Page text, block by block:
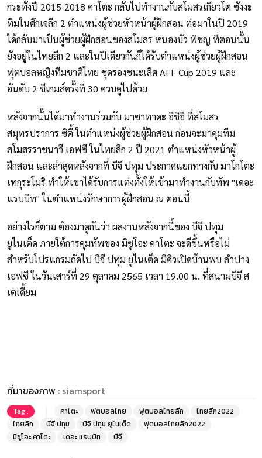
กระทั่งปี 2015-2018 คาโตะ กลับไปทำงานกับสโมสรเกียวโต ซังงะ
ทีมในศึกเจลีก 2 ตำแหน่งผู้ช่วยหัวหน้าผู้ฝึกสอน ต่อมาในปี 2019
ได้กลับมาเป็นผู้ช่วยผู้ฝึกสอนของสโมสร หนองบัว พิชญ ที่ตอนนั้น
ยังอยู่ในไทยลีก 2 และในปีเดียวกันก็ได้รับตำแหน่งผู้ช่วยผู้ฝึกสอน
ฟุตบอลหญิงทีมชาติไทย ชุดรองชนะเลิศ AFF Cup 2019 และ
อันดับ 2 ซีเกมส์ครั้งที่ 30 ควบคู่ไปด้วย
หลังจากนั้นได้มาทำงานร่วมกับ มาซาทาดะ อิชิอิ ที่สโมสร
สมุทรปราการ ซิตี้ ในตำแหน่งผู้ช่วยผู้ฝึกสอน ก่อนจะมาคุมทีม
สโมสรราชนาวี เอฟซี ในไทยลีก 2 ปี 2021 ตำแหน่งหัวหน้าผู้
ฝึกสอน และล่าสุดหลังจากที่ บีจี ปทุม ประกาศแยกทางกับ มาโกโตะ
เทกุระโมริ ทำให้เขาได้รับการแต่งตั้งให้เข้ามาทำงานกับทัพ "เดอะ
แรบบิท" ในตำแหน่งรักษาการผู้ฝึกสอน ณ ตอนนี้
อย่างไรก็ตาม ต้องมาดูกันว่า ผลงานหลังจากนี้ของ บีจี ปทุม
ยูไนเต็ด ภายใต้การคุมทัพของ มิซูโอะ คาโตะ จะดีขึ้นหรือไม่
สำหรับโปรแกรมถัดไป บีจี ปทุม ยูไนเต็ด มีคิวเปิดบ้านพบ ลำปาง
เอฟซี ในวันเสาร์ที่ 29 ตุลาคม 2565 เวลา 19.00 น. ที่สนามบีจี ส
เตเดี้ยม
ที่มาของภาพ : siamsport
Tag : คาโตะ ฟตบอลไทย ฟุตบอลไทยลีก
ไทยลีก2022
ไทยลีก
บีจี ปทุม บีจี ปทุม ยูไนเต็ด
ฟุตบอลไทยลีก2022
มิซูโอะ คาโตะ
เดอะ แรบบิท บีจี